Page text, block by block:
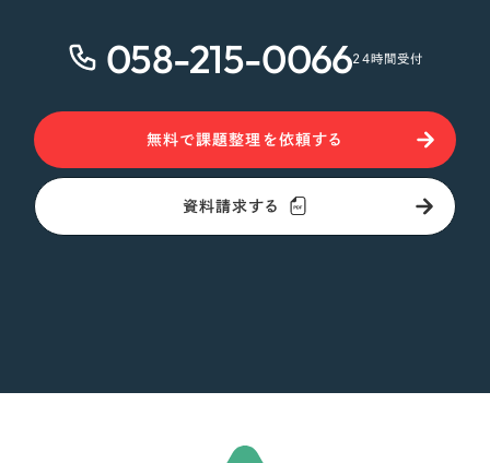
058-215-006624時間受付
無料で課題整理を依頼する
資料請求する